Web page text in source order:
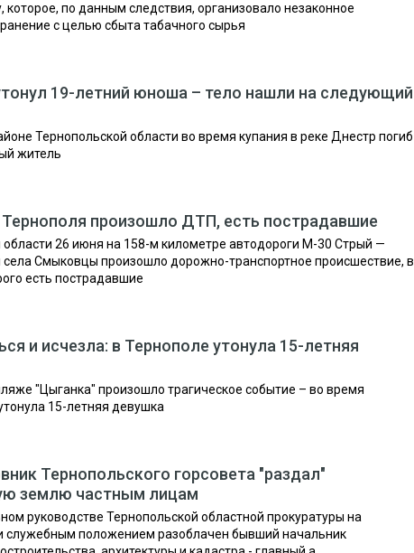
которое, по данным следствия, организовало незаконное
с целью сбыта табачного сырья
19-летний юноша – тело нашли на следующий
Тернопольской области во время купания в реке Днестр погиб
житель
произошло ДТП, есть пострадавшие
области 26 июня на 158-м километре автодороги М-30 Стрый —
села Смыковцы произошло дорожно-транспортное происшествие, в
есть пострадавшие
и исчезла: в Тернополе утонула 15-летняя
"Цыганка" произошло трагическое событие – во время
15-летняя девушка
Тернопольского горсовета "раздал"
землю частным лицам
руководстве Тернопольской областной прокуратуры на
служебным положением разоблачен бывший начальник